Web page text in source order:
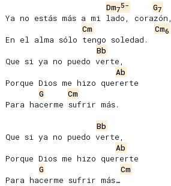
Dm75- G7
Ya no estás más a mi lado, corazón,
Cm
Cm6
En el alma sólo tengo soledad.
Bb
Que si ya no puedo verte,
Ab
Porque Dios me hizo quererte
G
Cm
Para hacerme sufrir más.
Bb
Que si ya no puedo verte,
Ab
Porque Dios me hizo quererte
G
Cm
Para hacerme sufrir más…